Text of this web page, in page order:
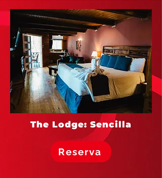
The Lodge: Sencilla
Reserva